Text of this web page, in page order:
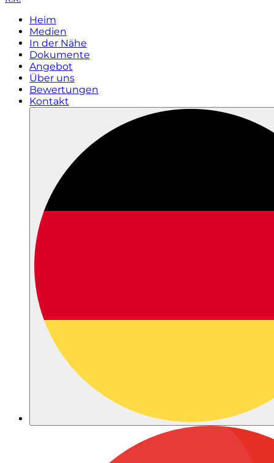
Heim
Medien
In der Nähe
Dokumente
Angebot
Über uns
Bewertungen
Kontakt